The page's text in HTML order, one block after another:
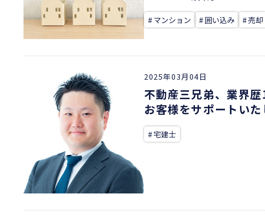
# マンション # 囲い込み # 売却
2025年03月04日
不動産三兄弟、業界
お客様をサポートいた
# 宅建士